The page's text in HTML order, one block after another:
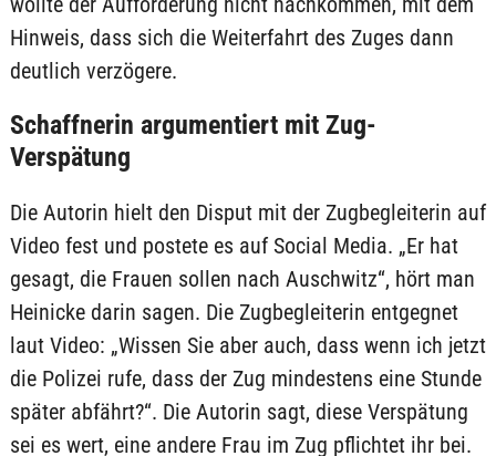
Hinweis, dass sich die Weiterfahrt des Zuges dann
deutlich verzögere.
Schaffnerin argumentiert mit Zug-
Verspätung
Die Autorin hielt den Disput mit der Zugbegleiterin auf
Video fest und postete es auf Social Media. „Er hat
gesagt, die Frauen sollen nach Auschwitz“, hört man
Heinicke darin sagen. Die Zugbegleiterin entgegnet
laut Video: „Wissen Sie aber auch, dass wenn ich jetzt
die Polizei rufe, dass der Zug mindestens eine Stunde
später abfährt?“. Die Autorin sagt, diese Verspätung
sei es wert, eine andere Frau im Zug pflichtet ihr bei.